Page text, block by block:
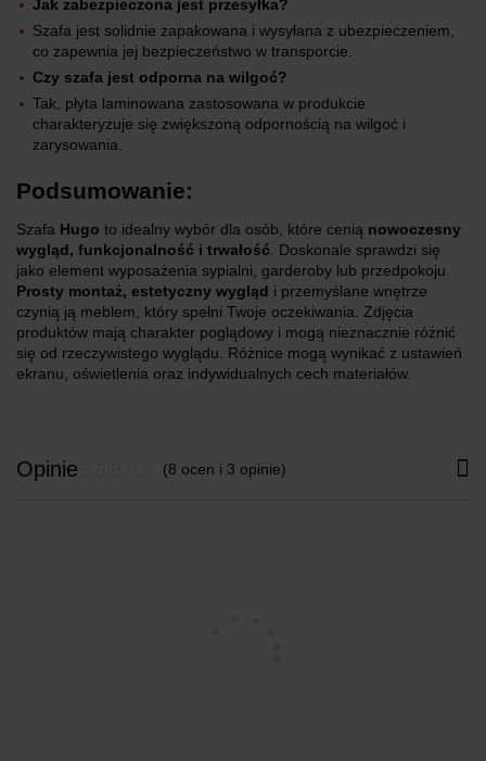
Jak zabezpieczona jest przesyłka?
Szafa jest solidnie zapakowana i wysyłana z ubezpieczeniem,
co zapewnia jej bezpieczeństwo w transporcie.
Czy szafa jest odporna na wilgoć?
Tak, płyta laminowana zastosowana w produkcie
charakteryzuje się zwiększoną odpornością na wilgoć i
zarysowania.
Podsumowanie:
Szafa Hugo to idealny wybór dla osób, które cenią nowoczesny
wygląd, funkcjonalność i trwałość. Doskonale sprawdzi się
jako element wyposażenia sypialni, garderoby lub przedpokoju.
Prosty montaż, estetyczny wygląd i przemyślane wnętrze
czynią ją meblem, który spełni Twoje oczekiwania. Zdjęcia
produktów mają charakter poglądowy i mogą nieznacznie różnić
się od rzeczywistego wyglądu. Różnice mogą wynikać z ustawień
ekranu, oświetlenia oraz indywidualnych cech materiałów.
Opinie (8 ocen i 3 opinie)